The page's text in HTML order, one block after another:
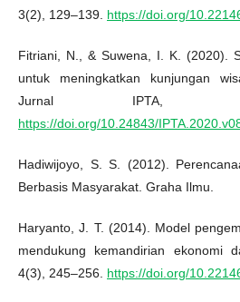
3(2), 129–139. https://doi.org/
Fitriani, N., & Suwena, I. K. (2020).
untuk meningkatkan kunjungan
Jurnal IPTA,
https://doi.org/10.24843/
Hadiwijoyo, S. S. (2012).
Berbasis Masyarakat. Graha Ilmu.
Haryanto, J. T. (2014). Model
mendukung kemandirian ekonomi
4(3), 245–256. https://doi.org/